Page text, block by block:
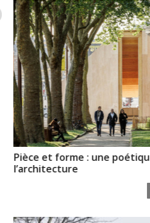
Pièce et forme : une
l’architecture